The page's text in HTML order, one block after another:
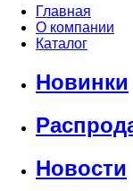
Главная
О компании
Каталог
Новинки
Новости